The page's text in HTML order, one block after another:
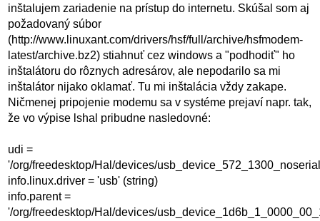
inštalujem zariadenie na prístup do internetu. Skúšal som aj
požadovaný súbor
(http://www.linuxant.com/drivers/hsf/full/archive/hsfmodem-
latest/archive.bz2) stiahnuť cez windows a "podhodiť" ho
inštalátoru do rôznych adresárov, ale nepodarilo sa mi
inštalátor nijako oklamať. Tu mi inštalácia vždy zakape.
Ničmenej pripojenie modemu sa v systéme prejaví napr. tak,
že vo výpise lshal pribudne nasledovné:
udi =
'/org/freedesktop/Hal/devices/
info.linux.driver = 'usb' (string)
info.parent =
'/org/freedesktop/Hal/devices/